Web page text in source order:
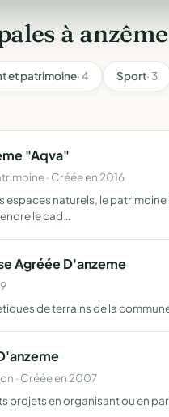
à anzême
et patrimoine· 4 Sport· 3
"Aqva"
· Créée en 2016
naturels, le
le cad…
Agréée D'anzeme
de terrains de la
· Créée en 2007
projets en organisant ou en